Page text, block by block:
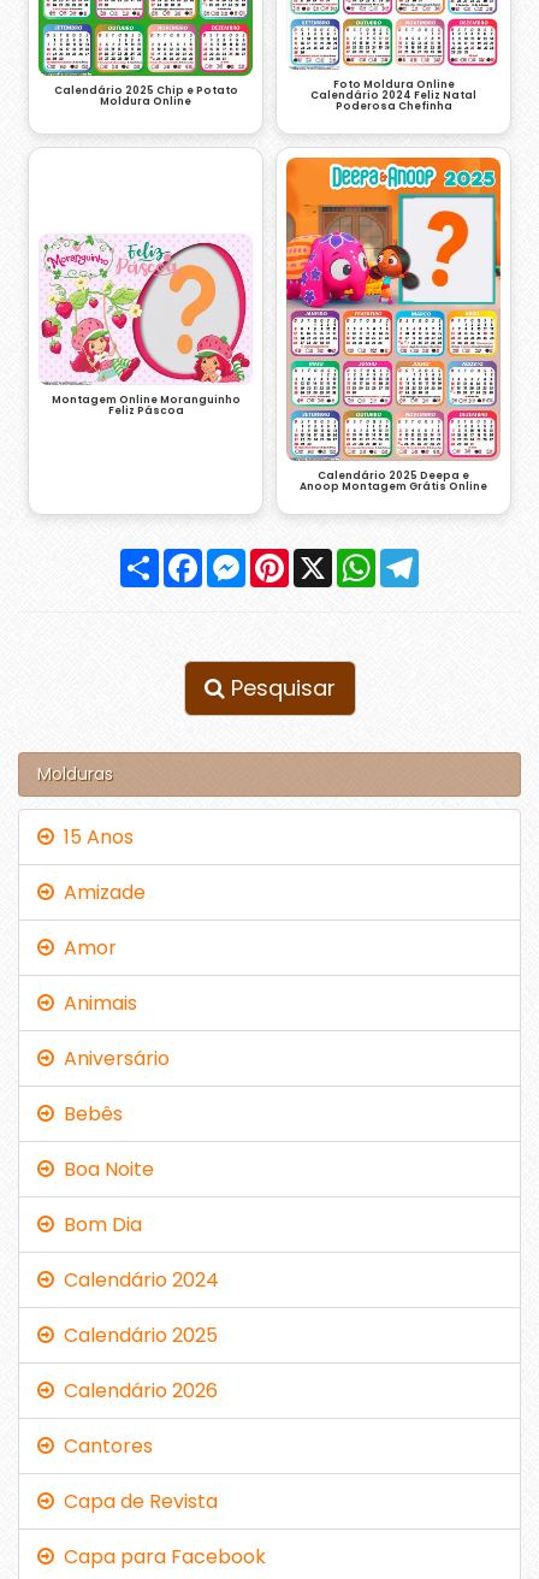
Calendário 2025 Chip e Potato
Moldura Online
Foto Moldura Online
Calendário 2024 Feliz Natal
Poderosa Chefinha
Montagem Online Moranguinho
Feliz Páscoa
Calendário 2025 Deepa e
Anoop Montagem Grátis Online
Compartilhar
FacebookMessenger
Pinterest
X WhatsApp
Pesquisar
Molduras
15 Anos
Amizade
Amor
Animais
Aniversário
Bebês
Boa Noite
Bom Dia
Calendário 2024
Calendário 2025
Calendário 2026
Cantores
Capa de Revista
Capa para Facebook